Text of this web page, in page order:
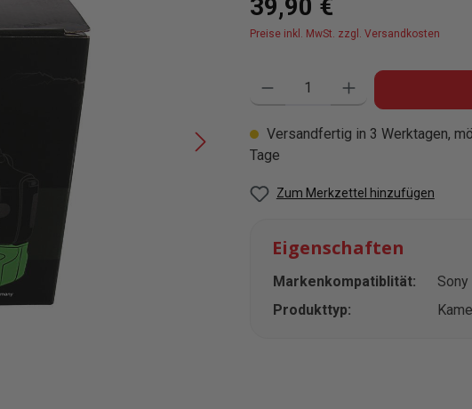
39,90 €
Preise inkl. MwSt. zzgl. Versandkosten
Produkt Anzahl: Gib den
Versandfertig in 3 Werktagen,
Tage
Zum Merkzettel hinzufügen
Eigenschaften
Markenkompatiblität:
Sony
Produkttyp: